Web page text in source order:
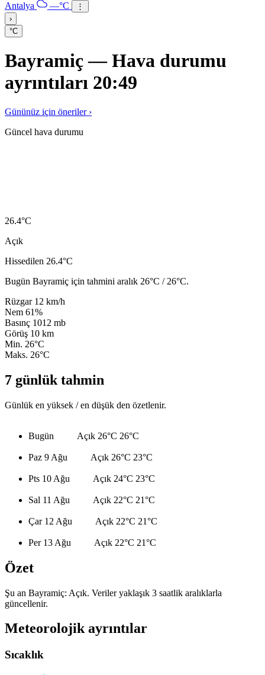
Antalya —°C
⋮
›
°C
Bayramiç — Hava durumu
ayrıntıları 20:49
Gününüz için öneriler ›
Güncel hava durumu
26.4°C
Açık
Hissedilen 26.4°C
Bugün Bayramiç için tahmini aralık 26°C / 26°C.
Rüzgar 12 km/h
Nem 61%
Basınç 1012 mb
Görüş 10 km
Min. 26°C
Maks. 26°C
7 günlük tahmin
Günlük en yüksek / en düşük den özetlenir.
Bugün Açık 26°C 26°C
Paz 9 Ağu Açık 26°C 23°C
Pts 10 Ağu Açık 24°C 23°C
Sal 11 Ağu Açık 22°C 21°C
Çar 12 Ağu Açık 22°C 21°C
Per 13 Ağu Açık 22°C 21°C
Özet
Şu an Bayramiç: Açık. Veriler yaklaşık 3 saatlik aralıklarla
güncellenir.
Meteorolojik ayrıntılar
Sıcaklık